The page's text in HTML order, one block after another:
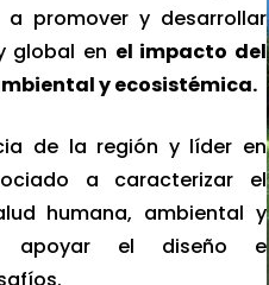
promover y desarrollar
global en el impacto del
y ecosistémica.
de la región y líder en
a caracterizar el
humana, ambiental y
apoyar el diseño e